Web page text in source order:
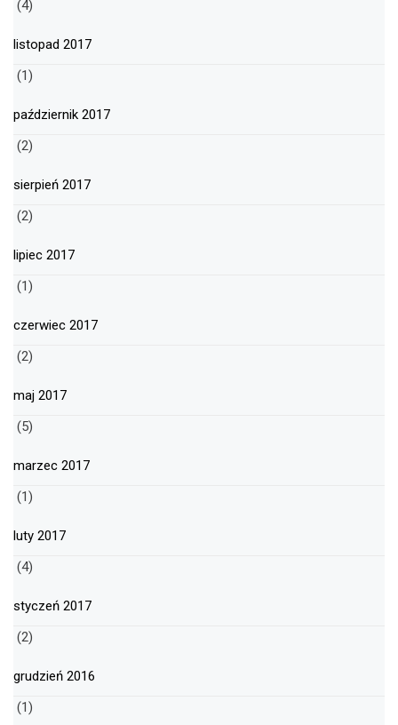
(4)
listopad 2017
(1)
październik 2017
(2)
sierpień 2017
(2)
lipiec 2017
(1)
czerwiec 2017
(2)
maj 2017
(5)
marzec 2017
(1)
luty 2017
(4)
styczeń 2017
(2)
grudzień 2016
(1)